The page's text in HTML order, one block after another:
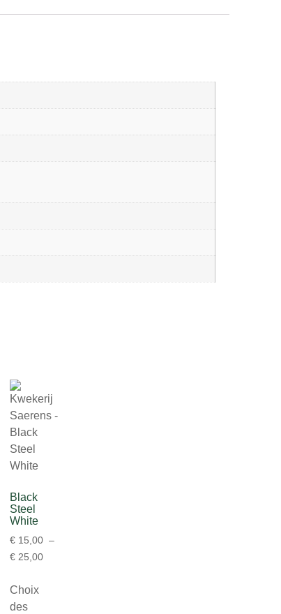
Black
Steel
White
€ 15,00 –
€ 25,00
Choix
des